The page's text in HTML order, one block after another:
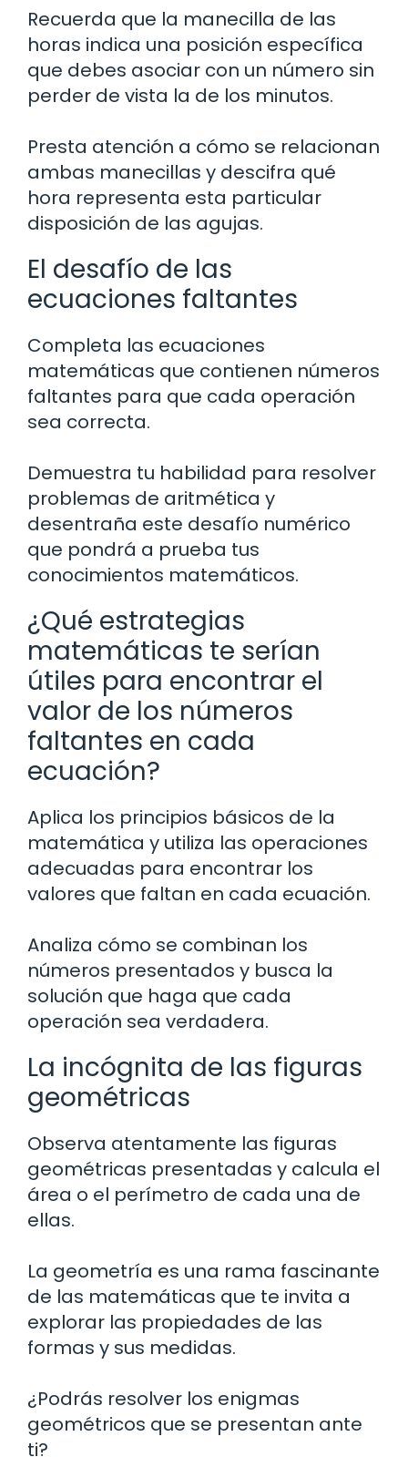
Recuerda que la manecilla de las
horas indica una posición específica
que debes asociar con un número sin
perder de vista la de los minutos.
Presta atención a cómo se relacionan
ambas manecillas y descifra qué
hora representa esta particular
disposición de las agujas.
El desafío de las
ecuaciones faltantes
Completa las ecuaciones
matemáticas que contienen números
faltantes para que cada operación
sea correcta.
Demuestra tu habilidad para resolver
problemas de aritmética y
desentraña este desafío numérico
que pondrá a prueba tus
conocimientos matemáticos.
¿Qué estrategias
matemáticas te serían
útiles para encontrar el
valor de los números
faltantes en cada
ecuación?
Aplica los principios básicos de la
matemática y utiliza las operaciones
adecuadas para encontrar los
valores que faltan en cada ecuación.
Analiza cómo se combinan los
números presentados y busca la
solución que haga que cada
operación sea verdadera.
La incógnita de las figuras
geométricas
Observa atentamente las figuras
geométricas presentadas y calcula el
área o el perímetro de cada una de
ellas.
La geometría es una rama fascinante
de las matemáticas que te invita a
explorar las propiedades de las
formas y sus medidas.
¿Podrás resolver los enigmas
geométricos que se presentan ante
ti?